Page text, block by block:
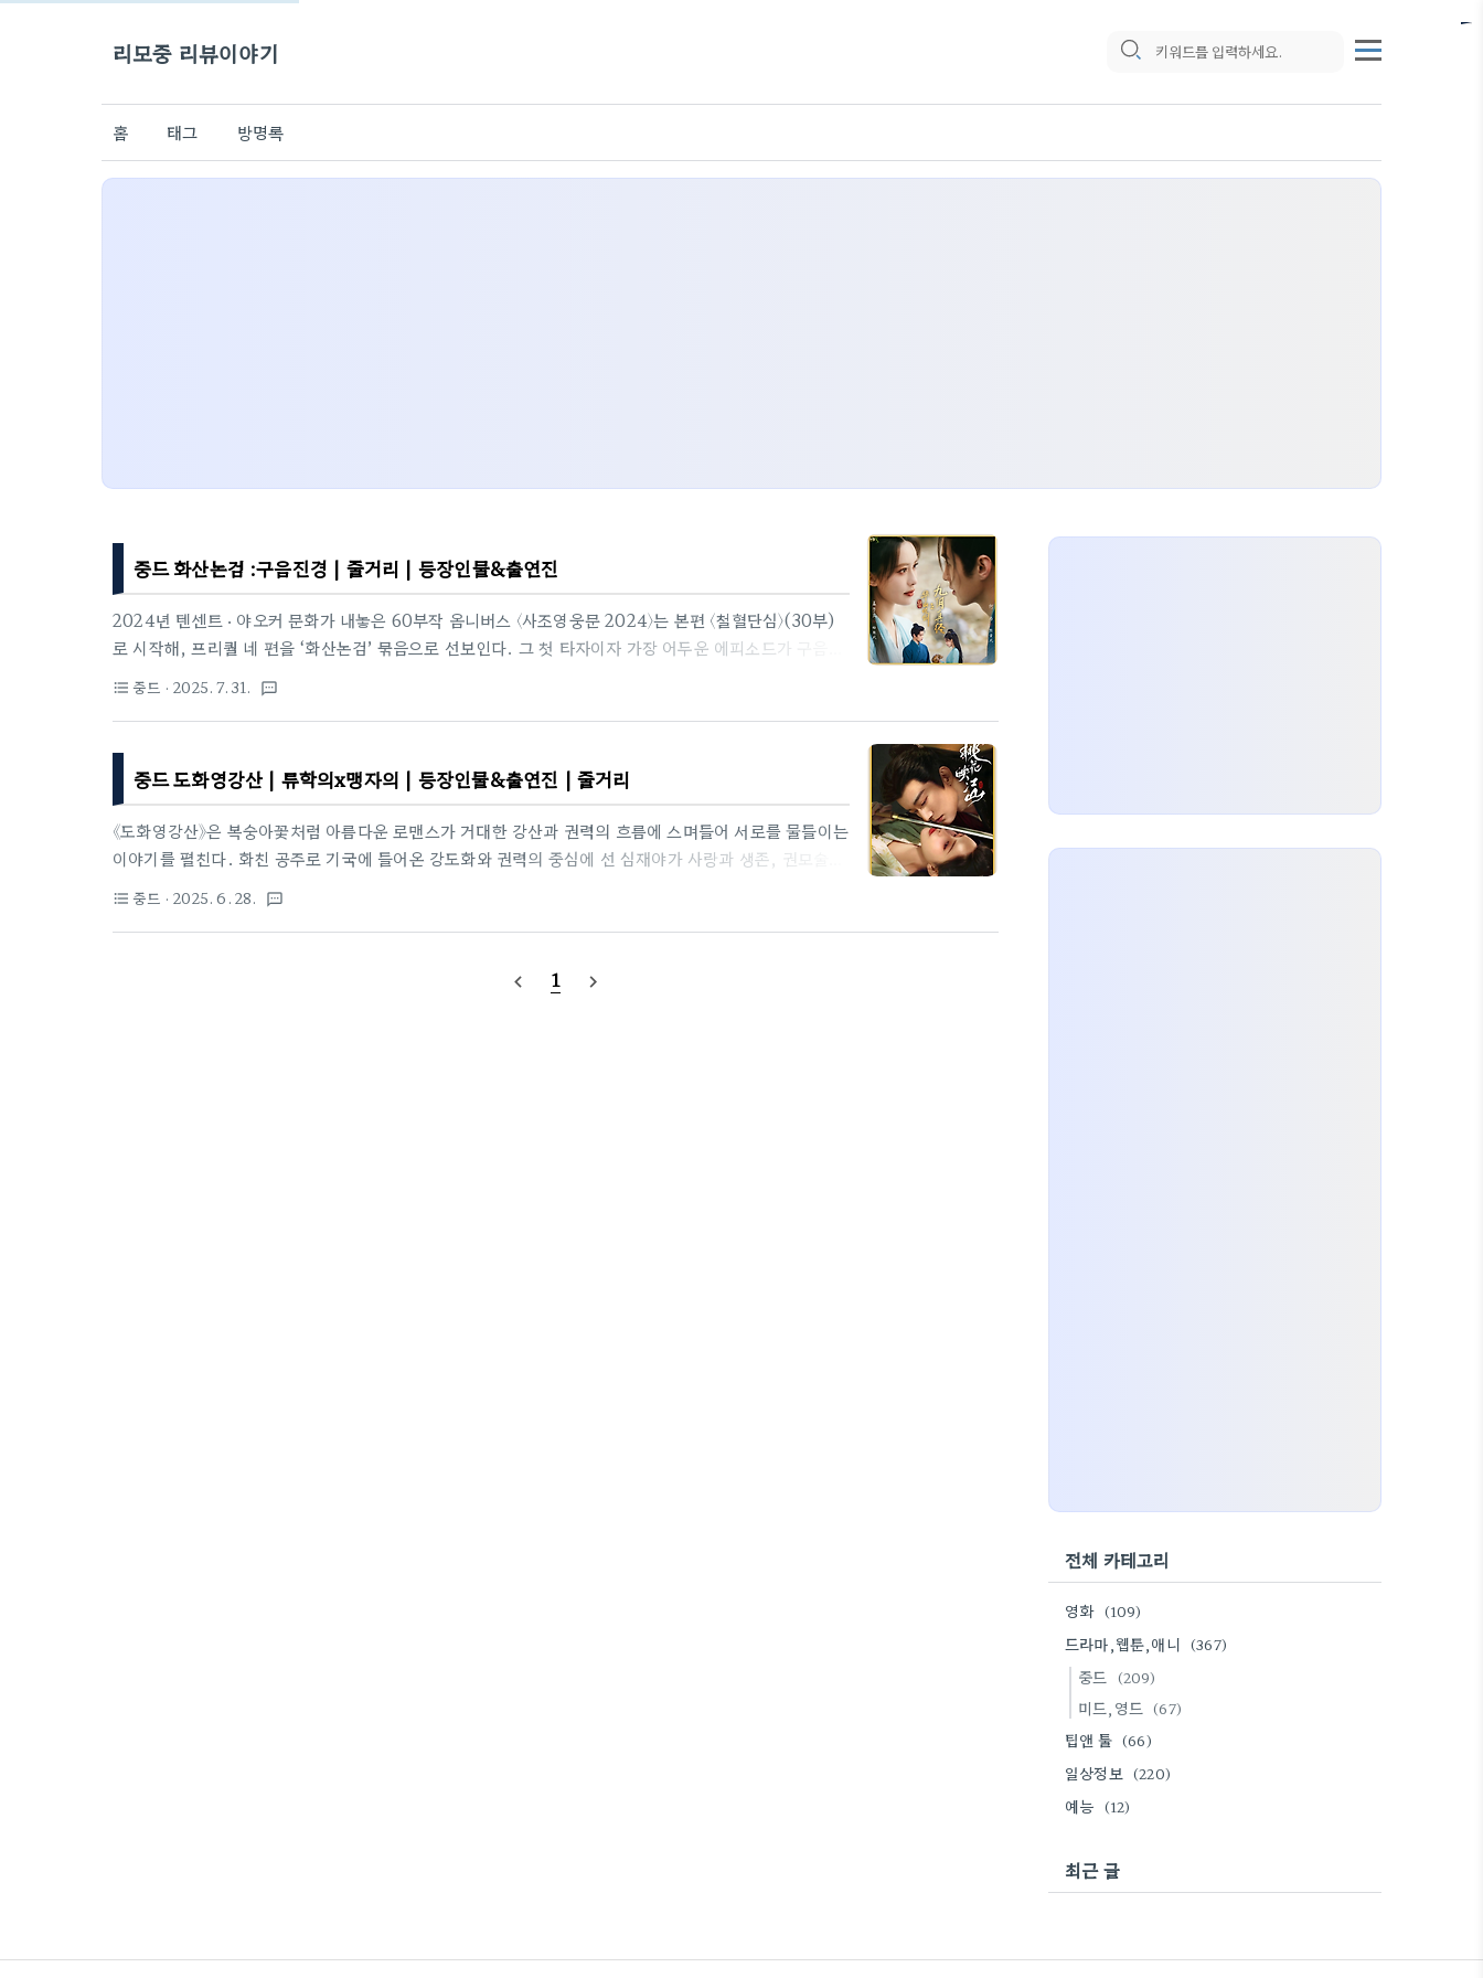
리모중 리뷰이야기
홈 태그 방명록
중드 화산논검 :구음진경 | 줄거리 | 등장인물&출연진
2024년 텐센트 · 야오커 문화가 내놓은 60부작 옴니버스 〈사조영웅문 2024〉는 본편 〈철혈단심〉(30부)
로 시작해, 프리퀄 네 편을 ‘화산논검’ 묶음으로 선보인다. 그 첫 타자이자 가장 어두운 에피소드가 구음진
이나TV구성: 45분 × 8부 / 4K HDR감독: 장계천(臧溪川)주요 배우: 주일위(황약사), 맹자의(매약화·
며, 흑풍쌍살 탄생 과정을 서늘하게 그린다.1993년 TVB 《사조영웅전지 구음진경》 프리퀄 원조1993년
4월 19일 홍콩 TVB가 방영한 20부작 드라마《사조영웅전지 구..
format_list_bulleted 중드 · 2025. 7. 31. textsms
중드 도화영강산 | 류학의x맹자의 | 등장인물&출연진 | 줄거리
《도화영강산》은 복숭아꽃처럼 아름다운 로맨스가 거대한 강산과 권력의 흐름에 스며들어 서로를 물들이는
이야기를 펼친다. 화친 공주로 기국에 들어온 강도화와 권력의 중심에 선 심재야가 사랑과 생존, 권모술수
도의 서스펜스, 그리고 감각적인 미장센이 돋보이며 2025년 상반기 최고의 화제작으로 주목받고 있다.2️⃣
정보제목: 도화영강산(桃花映江山)원작: 백로성쌍의 고평점 인기 소설 도화절강산(桃花折江山) 2019
장르: 정통 중국 고전 정치 로맨스, 궁중 암투, 권모술수, 비극 서사방영 일정: 2025년 6월 25일 첫 공개,
매주 수·목 18:00 2회차씩 업데이트플랫폼: 텐센트 비디오 단독 공개, 해외 시청은..
format_list_bulleted 중드 · 2025. 6. 28. textsms
navigate_before 1 navigate_next
전체 카테고리
영화 (109)
드라마,웹툰,애니 (367)
중드 (209)
미드,영드 (67)
팁앤 툴 (66)
일상정보 (220)
예능 (12)
최근 글